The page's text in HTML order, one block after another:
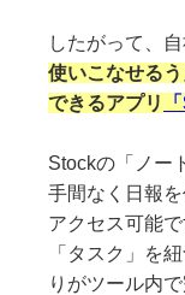
したがって、
使いこなせる
できるアプリ
Stockの「ノー
手間なく日報
アクセス可能
「タスク」を
りがツール内